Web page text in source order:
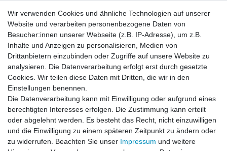
E-Mail:info[at]kreativplotter.de
Telefon:0202-87063640
Öffnungszeiten:
Montag bis Freitag von 8.30 - 15.30 Uhr
Kontaktformular
Informationen
Registrieren
Widerrufsrecht
Wir verwenden Cookies und ähnliche Technologien auf unserer
Website und verarbeiten personenbezogene Daten von
Besucher:innen unserer Webseite (z.B. IP-Adresse), um z.B.
Inhalte und Anzeigen zu personalisieren, Medien von
Drittanbietern einzubinden oder Zugriffe auf unsere Website zu
analysieren. Die Datenverarbeitung erfolgt erst durch gesetzte
Cookies. Wir teilen diese Daten mit Dritten, die wir in den
Einstellungen benennen.
Die Datenverarbeitung kann mit Einwilligung oder aufgrund eines
berechtigten Interesses erfolgen. Die Zustimmung kann erteilt
oder abgelehnt werden. Es besteht das Recht, nicht einzuwilligen
und die Einwilligung zu einem späteren Zeitpunkt zu ändern oder
zu widerrufen. Beachten Sie unser Impressum und weitere